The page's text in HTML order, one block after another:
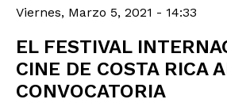
Viernes, Marzo 5, 2021 - 14:33
EL FESTIVAL
CINE DE COSTA RICA
CONVOCATORIA